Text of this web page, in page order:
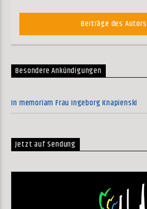
Beiträge des Autors
Besondere Ankündigungen
In memoriam Frau Ingeborg Knapienski
Jetzt auf Sendung